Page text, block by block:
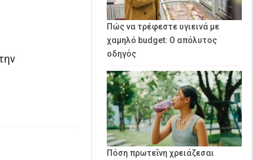
Πώς να τρέφεστε υγιεινά με
χαμηλό budget: Ο απόλυτος
οδηγός
Πόση πρωτεΐνη χρειάζεσαι